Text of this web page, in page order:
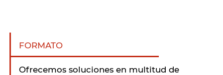
FORMATO
Ofrecemos soluciones en multitud de